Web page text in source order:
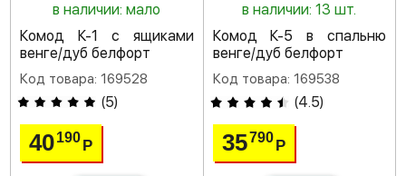
в наличии: мало
Комод К-1 с ящиками
венге/дуб белфорт
Код товара: 169528
(5)
40190Р
в наличии: 13 шт.
Комод К-5 в спальню
венге/дуб белфорт
Код товара: 169538
(4.5)
35790 Р